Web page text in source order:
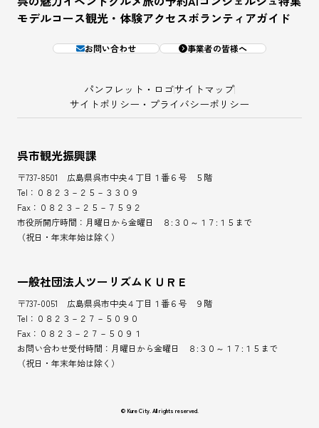
モデルコース観光・体験アクセスボランティアガイド
お問い合わせ 事業者の皆様へ
パンフレット・ロゴサイトマップ
サイトポリシー・プライバシーポリシー
呉市観光振興課
〒737-8501 広島県呉市中央４丁目１番６号 ５階
Tel：０８２３－２５－３３０９
Fax：０８２３－２５－７５９２
市役所開庁時間：月曜日から金曜日 ８:３０～１７:１５まで
（祝日・年末年始は除く）
一般社団法人ツーリズムＫＵＲＥ
〒737-0051 広島県呉市中央４丁目１番６号 ９階
Tel：０８２３－２７－５０９０
Fax：０８２３－２７－５０９１
お問い合わせ受付時間：月曜日から金曜日 ８:３０～１７:１５まで
（祝日・年末年始は除く）
© Kure City. All rights reserved.